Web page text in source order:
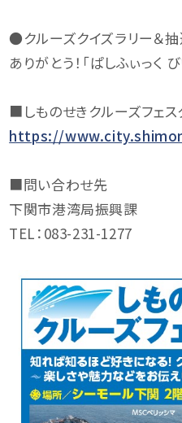
●クルーズクイズラリー＆
ありがとう！「ぱしふぃっく
■しものせきクルーズフェ
https://
■問い合わせ先
下関市港湾局振興課
TEL：083-231-1277